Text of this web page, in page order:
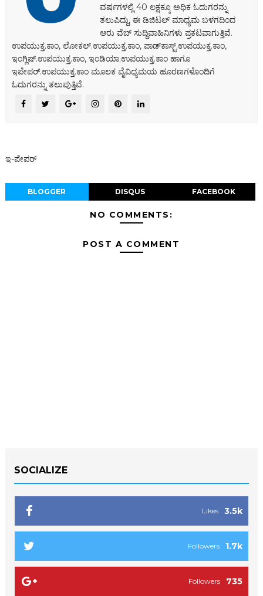
ವರ್ಷಗಳಲ್ಲಿ 40 ಲಕ್ಷಕ್ಕೂ ಅಧಿಕ ಓದುಗರನ್ನು
ತಲುಪಿದ್ದು, ಈ ಡಿಜಿಟಲ್‌ ಮಾಧ್ಯಮ ಬಳಗದಿಂದ
ಆರು ವೆಬ್ ಸುದ್ದಿವಾಹಿನಿಗಳು ಪ್ರಕಟವಾಗುತ್ತಿವೆ.
ಉಪಯುಕ್ತ.ಕಾಂ, ಲೋಕಲ್‌.ಉಪಯುಕ್ತ.ಕಾಂ, ಪಾಡ್‌ಕಾಸ್ಟ್‌.ಉಪಯುಕ್ತ.ಕಾಂ,
ಇಂಗ್ಲಿಷ್.ಉಪಯುಕ್ತ.ಕಾಂ, ಇಂಡಿಯಾ.ಉಪಯುಕ್ತ.ಕಾಂ ಹಾಗೂ
ಇಪೇಪರ್‌.ಉಪಯುಕ್ತ.ಕಾಂ ಮೂಲಕ ವೈವಿಧ್ಯಮಯ ಹೂರಣಗಳೊಂದಿಗೆ
ಓದುಗರನ್ನು ತಲುಪುತ್ತಿವೆ.
ಇ-ಪೇಪರ್‌
BLOGGER DISQUS FACEBOOK
NO COMMENTS:
POST A COMMENT
SOCIALIZE
3.5k
Likes
1.7k
Followers
735
Followers